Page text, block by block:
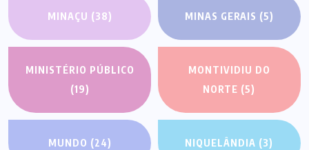
MINAÇU (38) MINAS GERAIS (5)
MINISTÉRIO PÚBLICO
(19)
MONTIVIDIU DO
NORTE (5)
MUNDO (24) NIQUELÂNDIA (3)